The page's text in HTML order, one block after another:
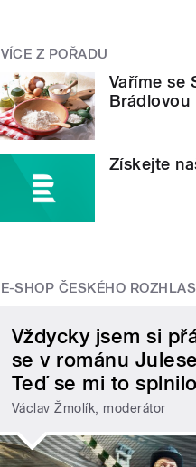
VÍCE Z POŘADU
Vaříme se
Brádlovou
Získejte
E-SHOP ČESKÉHO
Vždycky jsem si
se v románu
Teď se mi to
Václav Žmolík, moderátor